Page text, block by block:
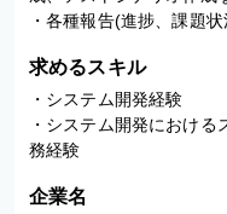
・各種報告(進捗、課題
求めるスキル
・システム開発経験
・システム開発におけ
務経験
企業名